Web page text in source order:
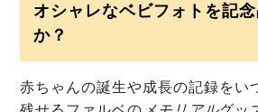
オシャレなベビフォトを記
か？
赤ちゃんの誕生や成長の記録をい